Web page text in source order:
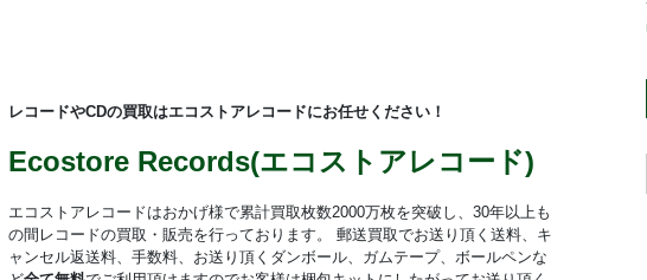
レコードやCDの買取はエコストアレコードにお任せください！
Ecostore Records(エコストアレコード)
エコストアレコードはおかげ様で累計買取枚数2000万枚を突破し、30年以上も
の間レコードの買取・販売を行っております。 郵送買取でお送り頂く送料、キ
ャンセル返送料、手数料、お送り頂くダンボール、ガムテープ、ボールペンな